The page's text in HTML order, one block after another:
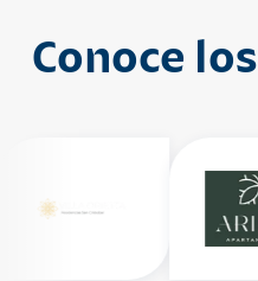
Conoce los